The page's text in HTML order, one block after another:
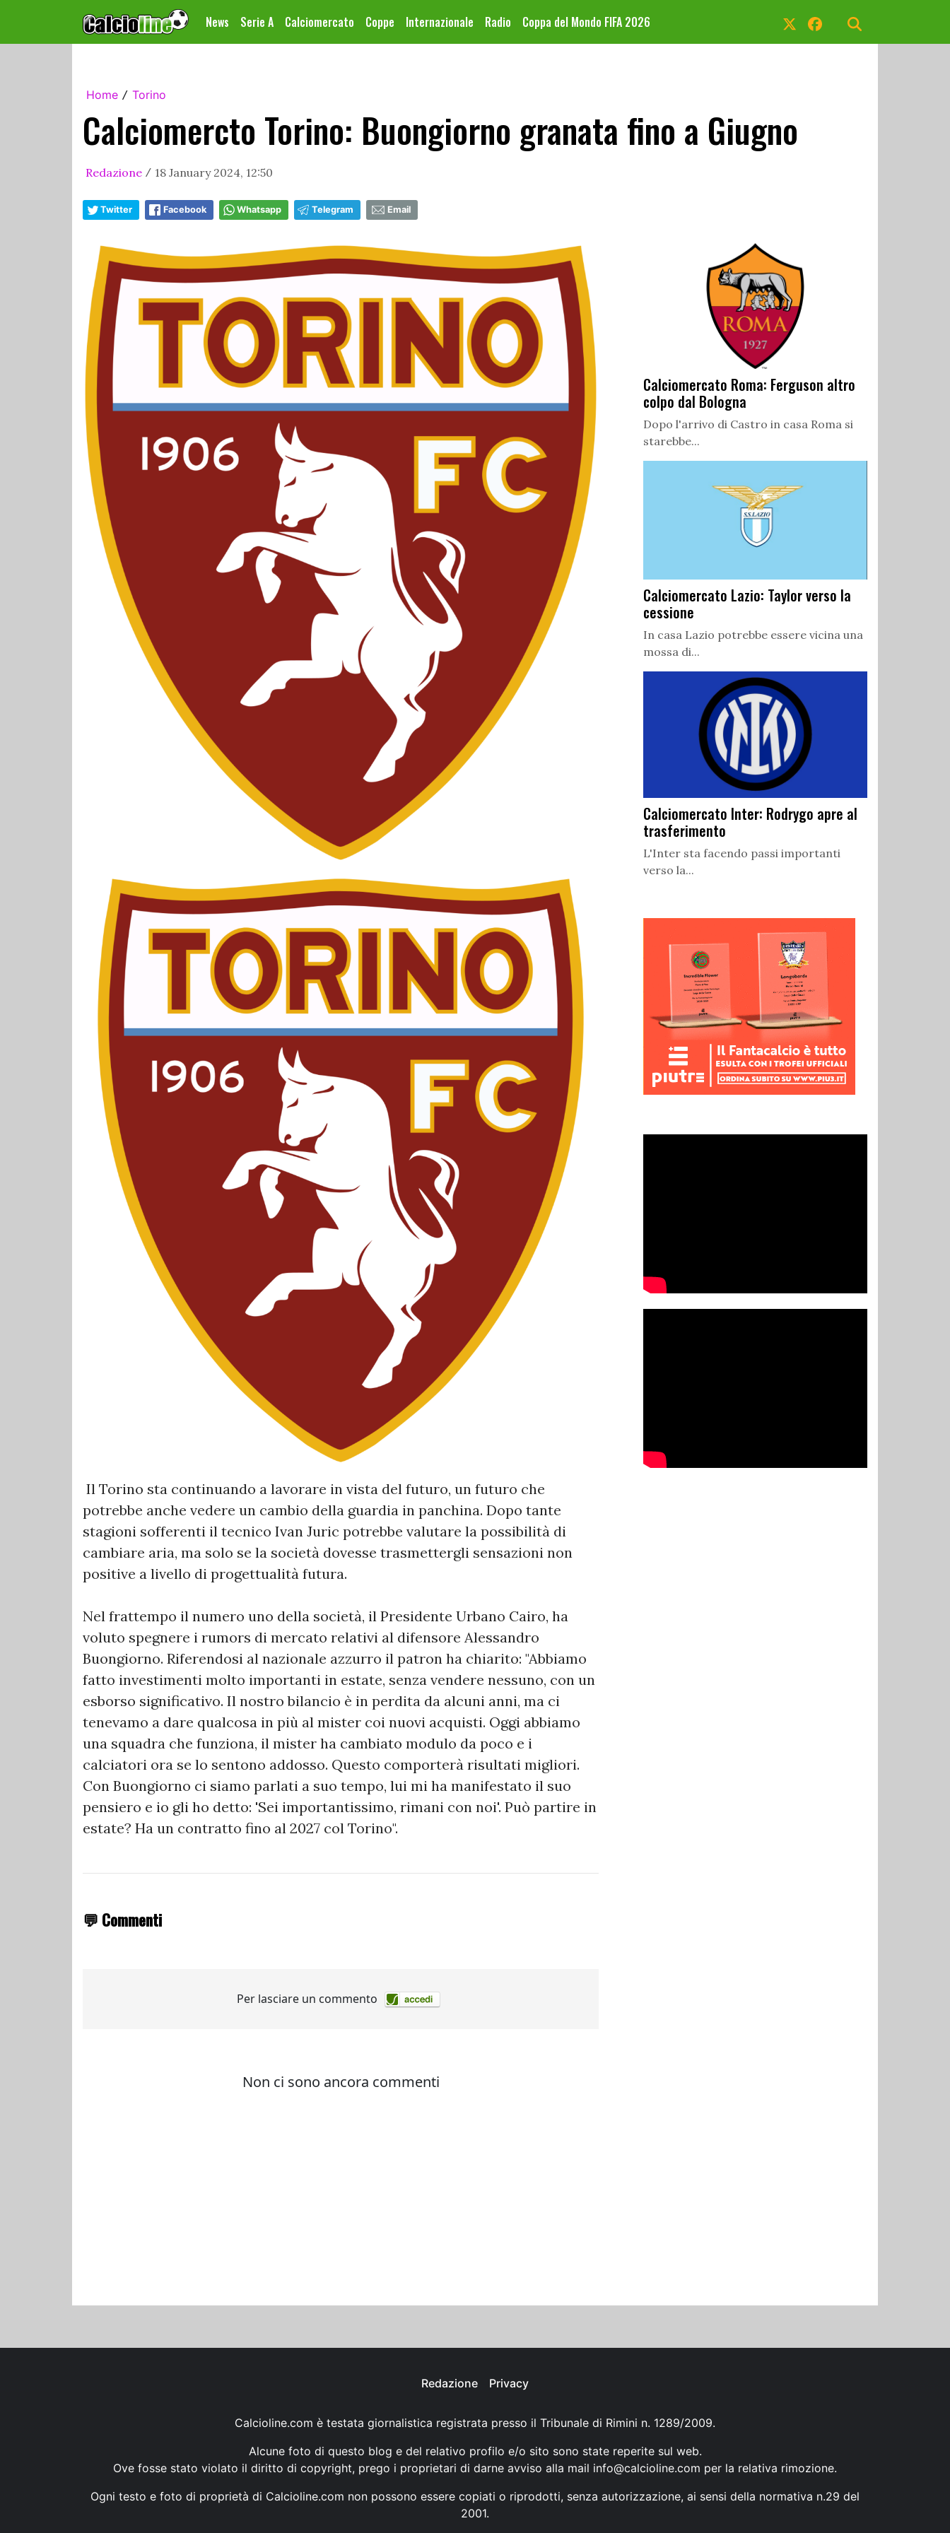
News Serie A Calciomercato Coppe Internazionale Radio Coppa del Mondo FIFA 2026
Home / Torino
Calciomercto Torino: Buongiorno granata fino a Giugno
Redazione / 18 January 2024, 12:50
Twitter Facebook Whatsapp Telegram Email
Il Torino sta continuando a lavorare in vista del futuro, un futuro che
potrebbe anche vedere un cambio della guardia in panchina. Dopo tante
stagioni sofferenti il tecnico Ivan Juric potrebbe valutare la possibilità di
cambiare aria, ma solo se la società dovesse trasmettergli sensazioni non
positive a livello di progettualità futura.
Nel frattempo il numero uno della società, il Presidente Urbano Cairo, ha
voluto spegnere i rumors di mercato relativi al difensore Alessandro
Buongiorno. Riferendosi al nazionale azzurro il patron ha chiarito: "Abbiamo
fatto investimenti molto importanti in estate, senza vendere nessuno, con un
esborso significativo. Il nostro bilancio è in perdita da alcuni anni, ma ci
tenevamo a dare qualcosa in più al mister coi nuovi acquisti. Oggi abbiamo
una squadra che funziona, il mister ha cambiato modulo da poco e i
calciatori ora se lo sentono addosso. Questo comporterà risultati migliori.
Con Buongiorno ci siamo parlati a suo tempo, lui mi ha manifestato il suo
pensiero e io gli ho detto: 'Sei importantissimo, rimani con noi'. Può partire in
estate? Ha un contratto fino al 2027 col Torino".
💬 Commenti
Calciomercato Roma: Ferguson altro
colpo dal Bologna
Dopo l'arrivo di Castro in casa Roma si
starebbe...
Calciomercato Lazio: Taylor verso la
cessione
In casa Lazio potrebbe essere vicina una
mossa di...
Calciomercato Inter: Rodrygo apre al
trasferimento
L'Inter sta facendo passi importanti
verso la...
Redazione Privacy
Calcioline.com è testata giornalistica registrata presso il Tribunale di Rimini n. 1289/2009.
Alcune foto di questo blog e del relativo profilo e/o sito sono state reperite sul web.
Ove fosse stato violato il diritto di copyright, prego i proprietari di darne avviso alla mail info@calcioline.com per la relativa rimozione.
Ogni testo e foto di proprietà di Calcioline.com non possono essere copiati o riprodotti, senza autorizzazione, ai sensi della normativa n.29 del
2001.